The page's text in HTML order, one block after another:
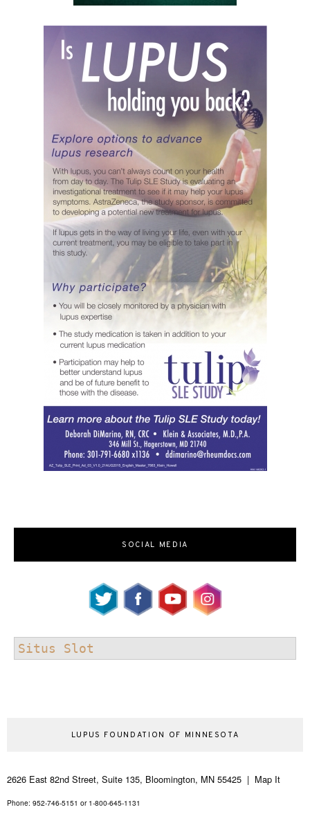
SOCIAL MEDIA
Situs Slot
LUPUS FOUNDATION OF MINNESOTA
2626 East 82nd Street, Suite 135, Bloomington, MN 55425 | Map It
Phone: 952-746-5151 or 1-800-645-1131